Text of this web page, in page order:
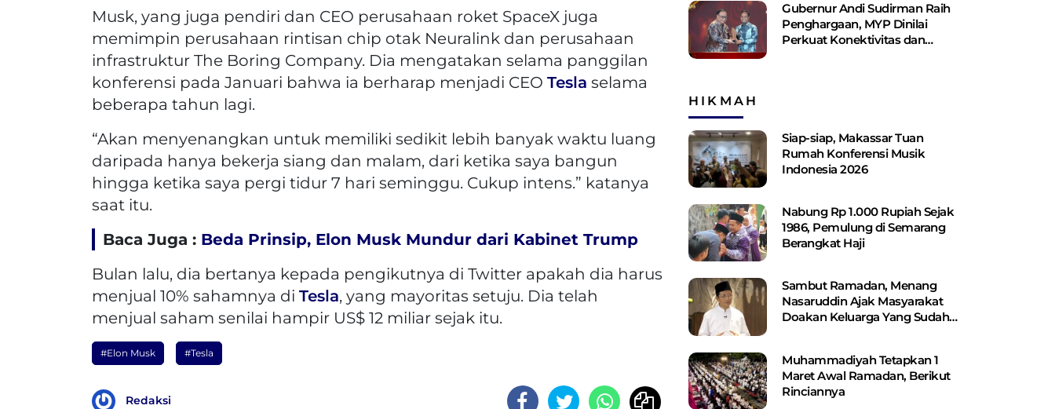
Musk, yang juga pendiri dan CEO perusahaan roket SpaceX juga
memimpin perusahaan rintisan chip otak Neuralink dan perusahaan
infrastruktur The Boring Company. Dia mengatakan selama panggilan
konferensi pada Januari bahwa ia berharap menjadi CEO Tesla selama
beberapa tahun lagi.
“Akan menyenangkan untuk memiliki sedikit lebih banyak waktu luang
daripada hanya bekerja siang dan malam, dari ketika saya bangun
hingga ketika saya pergi tidur 7 hari seminggu. Cukup intens.” katanya
saat itu.
Baca Juga : Beda Prinsip, Elon Musk Mundur dari Kabinet Trump
Bulan lalu, dia bertanya kepada pengikutnya di Twitter apakah dia harus
menjual 10% sahamnya di Tesla, yang mayoritas setuju. Dia telah
menjual saham senilai hampir US$ 12 miliar sejak itu.
#Elon Musk #Tesla
Redaksi
Gubernur Andi Sudirman Raih
Penghargaan, MYP Dinilai
Perkuat Konektivitas dan
HIKMAH
Siap-siap, Makassar Tuan
Rumah Konferensi Musik
Indonesia 2026
Nabung Rp 1.000 Rupiah Sejak
1986, Pemulung di Semarang
Berangkat Haji
Sambut Ramadan, Menang
Nasaruddin Ajak Masyarakat
Doakan Keluarga Yang Sudah
Muhammadiyah Tetapkan 1
Maret Awal Ramadan, Berikut
Rinciannya